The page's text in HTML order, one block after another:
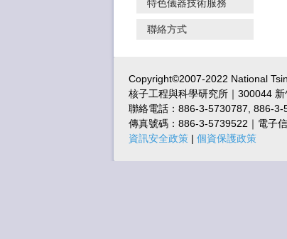
特色儀器技術服務
聯絡方式
Copyright©2007-2022 National
核子工程與科學研究所｜300044
聯絡電話：886-3-5730787, 886-3-
傳真號碼：886-3-5739522｜電子
資訊安全政策 | 個資保護政策